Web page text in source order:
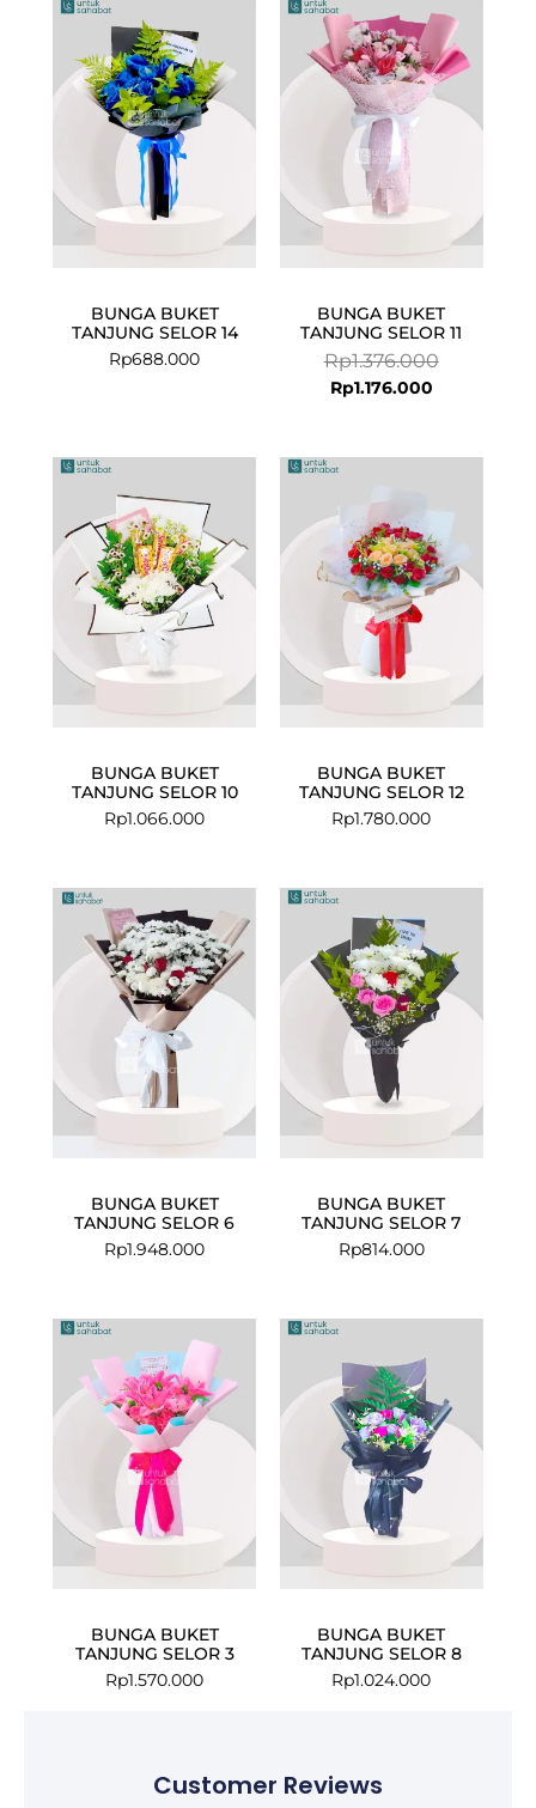
BUNGA BUKET
TANJUNG SELOR 14
Rp688.000
BUNGA BUKET
TANJUNG SELOR 11
Rp1.376.000
Original
price
was:
Rp1.176.000
Current
price
is:
Rp1.176.000.
BUNGA BUKET
TANJUNG SELOR 10
Rp1.066.000
BUNGA BUKET
TANJUNG SELOR 12
Rp1.780.000
BUNGA BUKET
TANJUNG SELOR 6
Rp1.948.000
BUNGA BUKET
TANJUNG SELOR 7
Rp814.000
BUNGA BUKET
TANJUNG SELOR 3
Rp1.570.000
BUNGA BUKET
TANJUNG SELOR 8
Rp1.024.000
Customer Reviews